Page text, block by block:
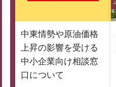
中東情勢や原油価格
上昇の影響を受ける
中小企業向け相談窓
口について